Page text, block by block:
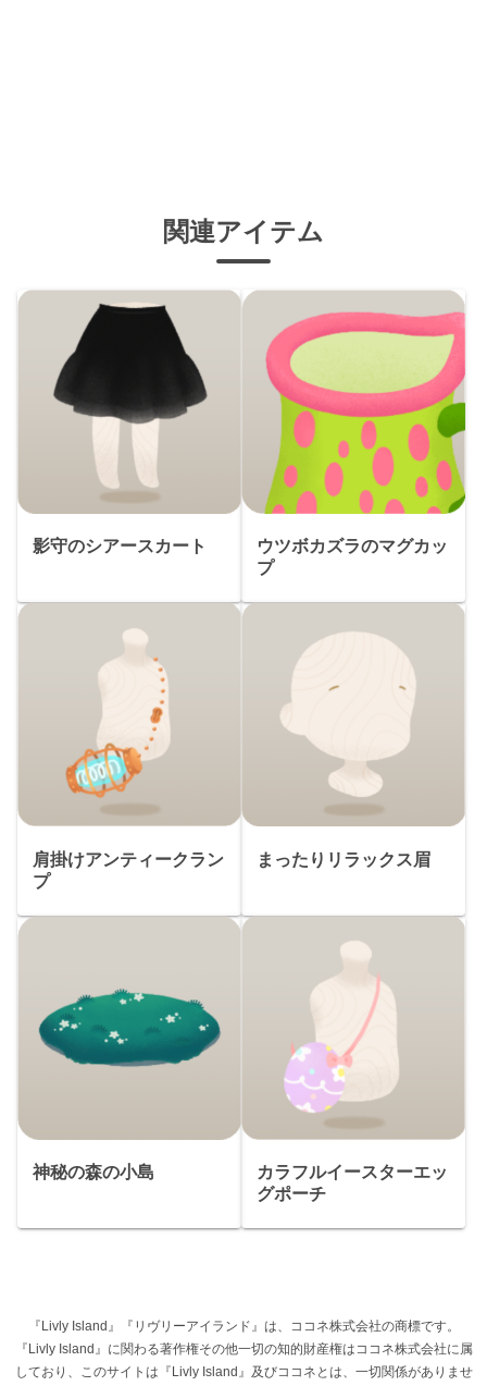
関連アイテム
影守のシアースカート
ウツボカズラのマグカッ
プ
肩掛けアンティークラン
プ
まったりリラックス眉
神秘の森の小島
カラフルイースターエッ
グポーチ
『Livly Island』『リヴリーアイランド』は、ココネ株式会社の商標です。
『Livly Island』に関わる著作権その他一切の知的財産権はココネ株式会社に属
しており、このサイトは『Livly Island』及びココネとは、一切関係がありませ